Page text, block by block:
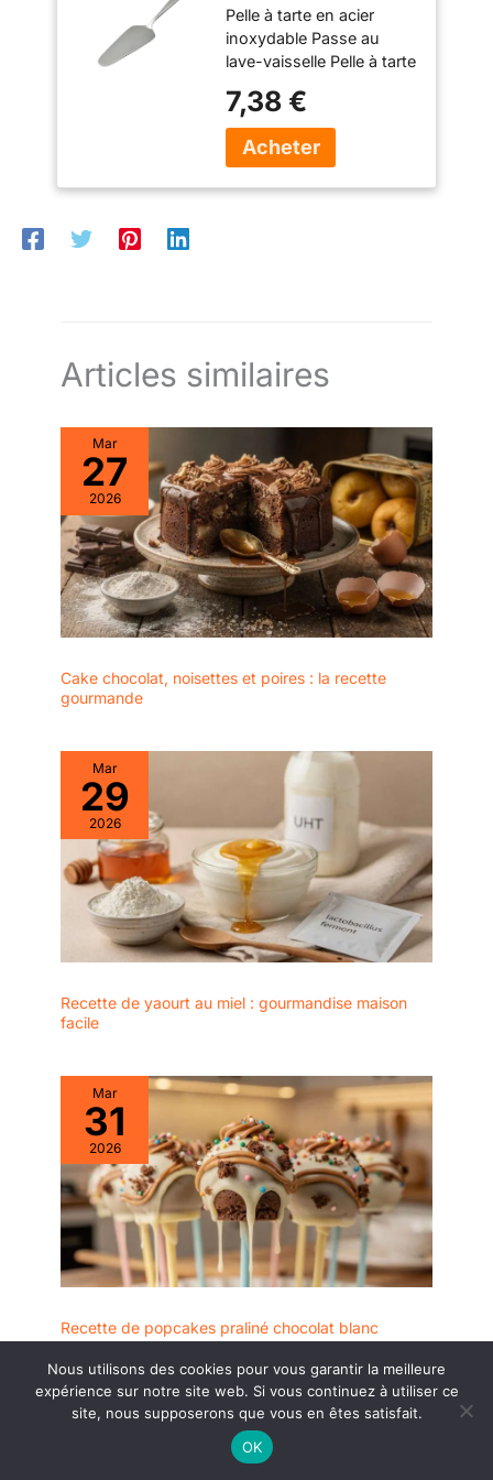
Königstein
Pelle à tarte en acier
inoxydable Passe au
lave-vaisselle Pelle à tarte
à la main Matériau : acier
inoxydable chromé 18 %
7,38 €
Articles similaires
Mar
27
2026
Cake chocolat, noisettes et poires : la recette
gourmande
Mar
29
2026
Recette de yaourt au miel : gourmandise maison
facile
Mar
31
2026
Recette de popcakes praliné chocolat blanc
Nous utilisons des cookies pour vous garantir la meilleure
expérience sur notre site web. Si vous continuez à utiliser ce
site, nous supposerons que vous en êtes satisfait.
OK